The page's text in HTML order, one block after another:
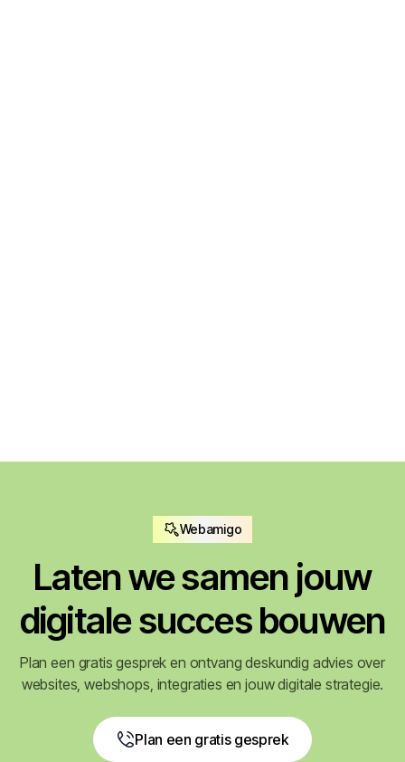
Webamigo
Laten we samen jouw
digitale succes bouwen
Plan een gratis gesprek en ontvang deskundig advies over
websites, webshops, integraties en jouw digitale strategie.
Plan een gratis gesprek